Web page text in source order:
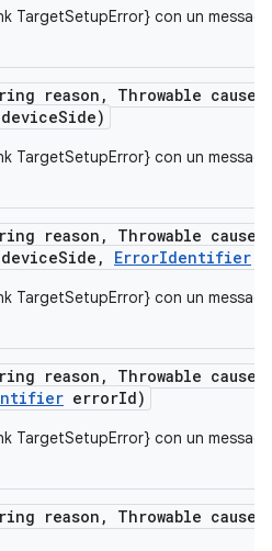
TargetSetupError} con un
reason , Throwable cause
Side)
TargetSetupError} con un
reason , Throwable cause
Side , ErrorIdentifier
TargetSetupError} con un
reason , Throwable cause
errorId)
TargetSetupError} con un
reason , Throwable cause